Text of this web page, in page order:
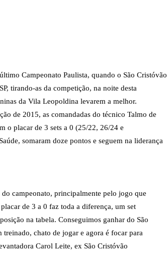
Campeonato Paulista, quando o São Cristóvão
tirando-as da competição, na noite desta
da Vila Leopoldina levarem a melhor.
de 2015, as comandadas do técnico Talmo de
o placar de 3 sets a 0 (25/22, 26/24 e
somaram doze pontos e seguem na liderança
campeonato, principalmente pelo jogo que
de 3 a 0 faz toda a diferença, um set
na tabela. Conseguimos ganhar do São
chato de jogar e agora é focar para
Carol Leite, ex São Cristóvão